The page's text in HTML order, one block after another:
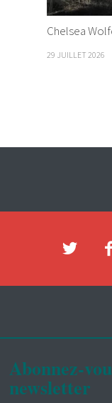
Chelsea
29 JUILLET 2026
Abonnez-
newsletter